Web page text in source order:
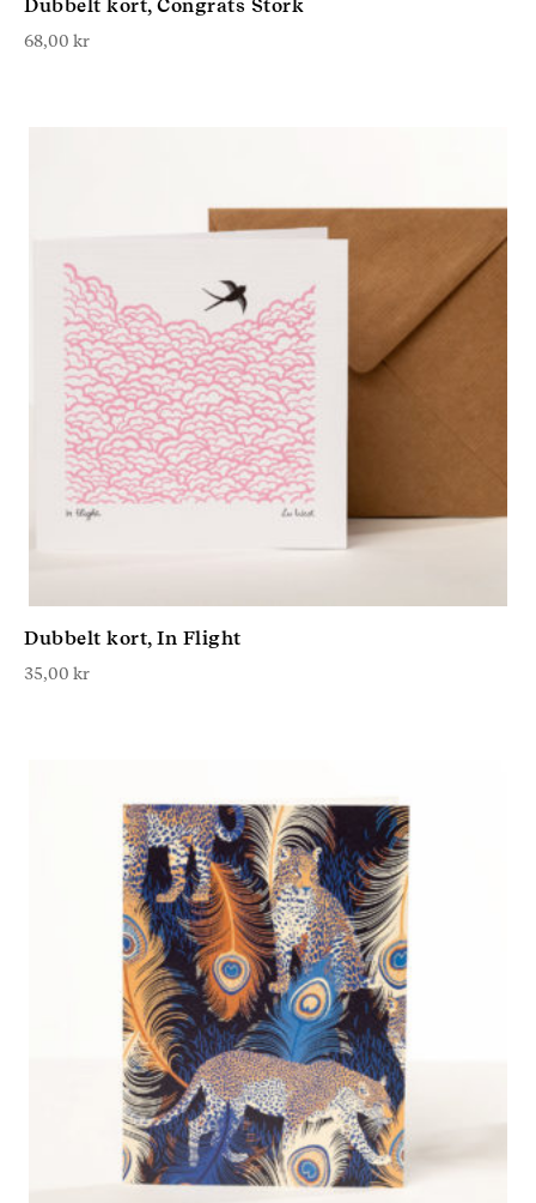
Dubbelt kort, Congrats Stork
68,00 kr
Dubbelt kort, In Flight
35,00 kr